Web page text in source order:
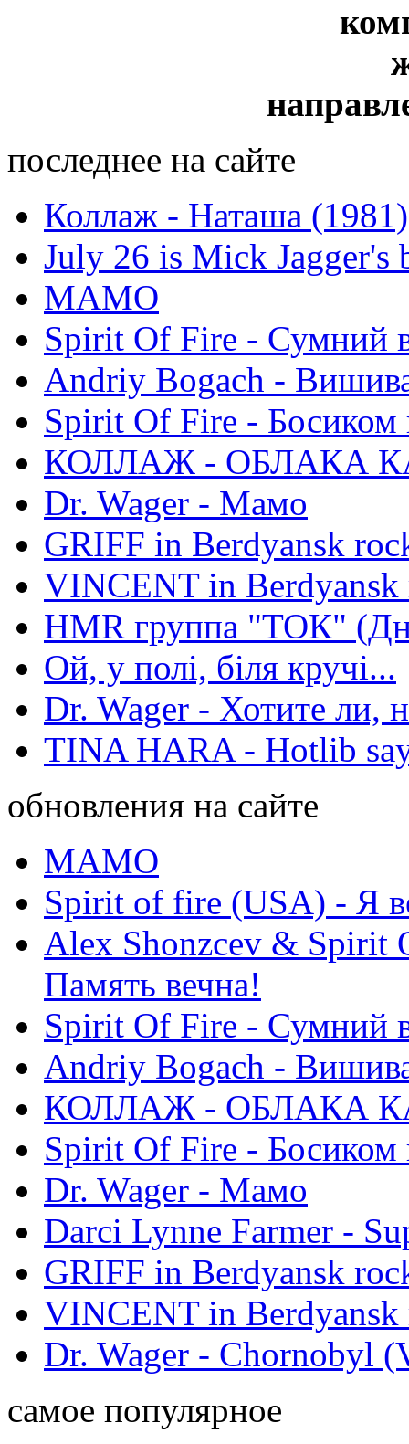
последнее на сайте
Коллаж - Наташа (1981)
July 26 is Mick Jagger's
МАМО
Spirit Of Fire - Сумний
Andriy Bogach -
Spirit Of Fire - Босиком
КОЛЛАЖ - ОБЛАКА
Dr. Wager - Мамо
GRIFF in Berdyansk
VINCENT in
HMR группа "ТОК"
Ой, у полі, біля кручі...
Dr. Wager - Хотите ли,
TINA HARA - Hotlib
обновления на сайте
МАМО
Spirit of fire (USA) - Я
Alex Shonzcev & Spirit
Память вечна!
Spirit Of Fire - Сумний
Andriy Bogach -
КОЛЛАЖ - ОБЛАКА
Spirit Of Fire - Босиком
Dr. Wager - Мамо
Darci Lynne Farmer -
GRIFF in Berdyansk
VINCENT in
Dr. Wager - Chornobyl
самое популярное